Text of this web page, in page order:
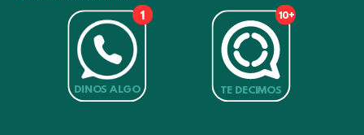
DINOS ALGO
1
TE DECIMOS
10+